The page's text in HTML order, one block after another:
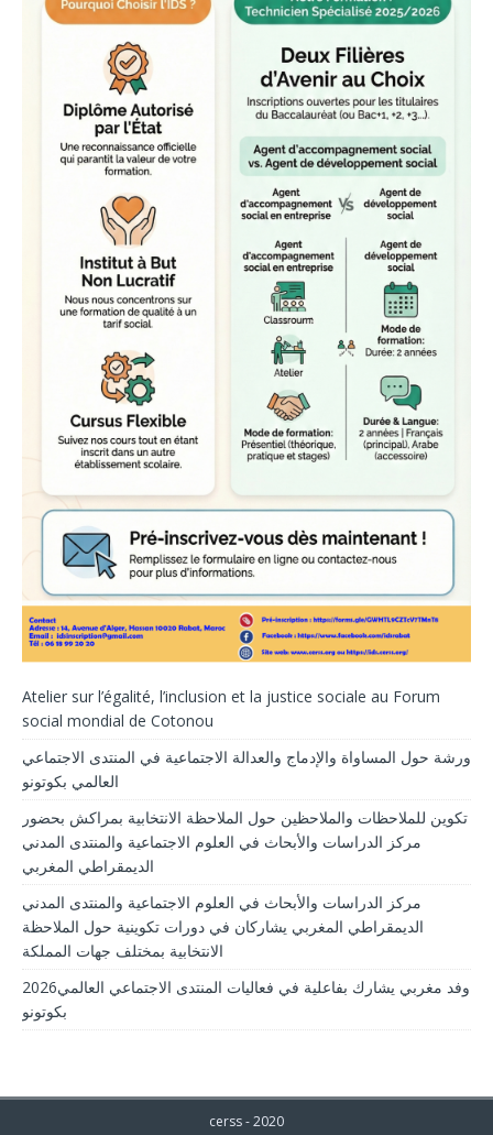
Atelier sur l’égalité, l’inclusion et la justice sociale au Forum
social mondial de Cotonou
ورشة حول المساواة والإدماج والعدالة الاجتماعية في المنتدى الاجتماعي
العالمي بكوتونو
تكوين للملاحظات والملاحظين حول الملاحظة الانتخابية بمراكش بحضور
مركز الدراسات والأبحاث في العلوم الاجتماعية والمنتدى المدني
الديمقراطي المغربي
مركز الدراسات والأبحاث في العلوم الاجتماعية والمنتدى المدني
الديمقراطي المغربي يشاركان في دورات تكوينية حول الملاحظة
الانتخابية بمختلف جهات المملكة
2026وفد مغربي يشارك بفاعلية في فعاليات المنتدى الاجتماعي العالمي
بكوتونو
cerss - 2020